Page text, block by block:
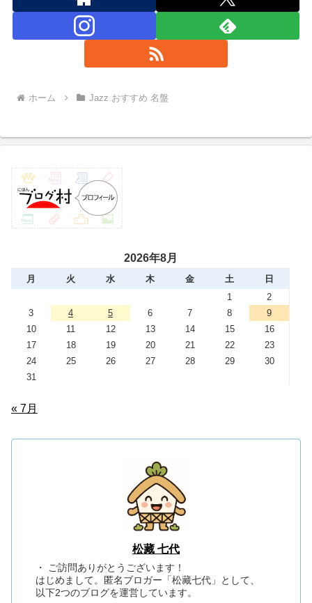
ホーム Jazz おすすめ 名盤
2026年8月
月 火 水 木 金 土
日
1
2
3
4 5 6 7 8
9
10
11 12 13 14 15
16
17
18 19 20 21 22
23
24
25 26 27 28 29
30
31
« 7月
松藏 七代
・ ご訪問ありがとうございます！
はじめまして。匿名ブロガー「松藏七代」として、
以下2つのブログを運営しています。